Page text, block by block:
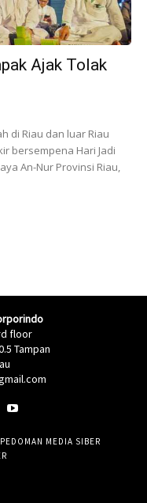
Ajak Tolak
di Riau dan luar Riau
bersempena Hari Jadi
An-Nur Provinsi Riau,
floor
Tampan
PEDOMAN MEDIA SIBER